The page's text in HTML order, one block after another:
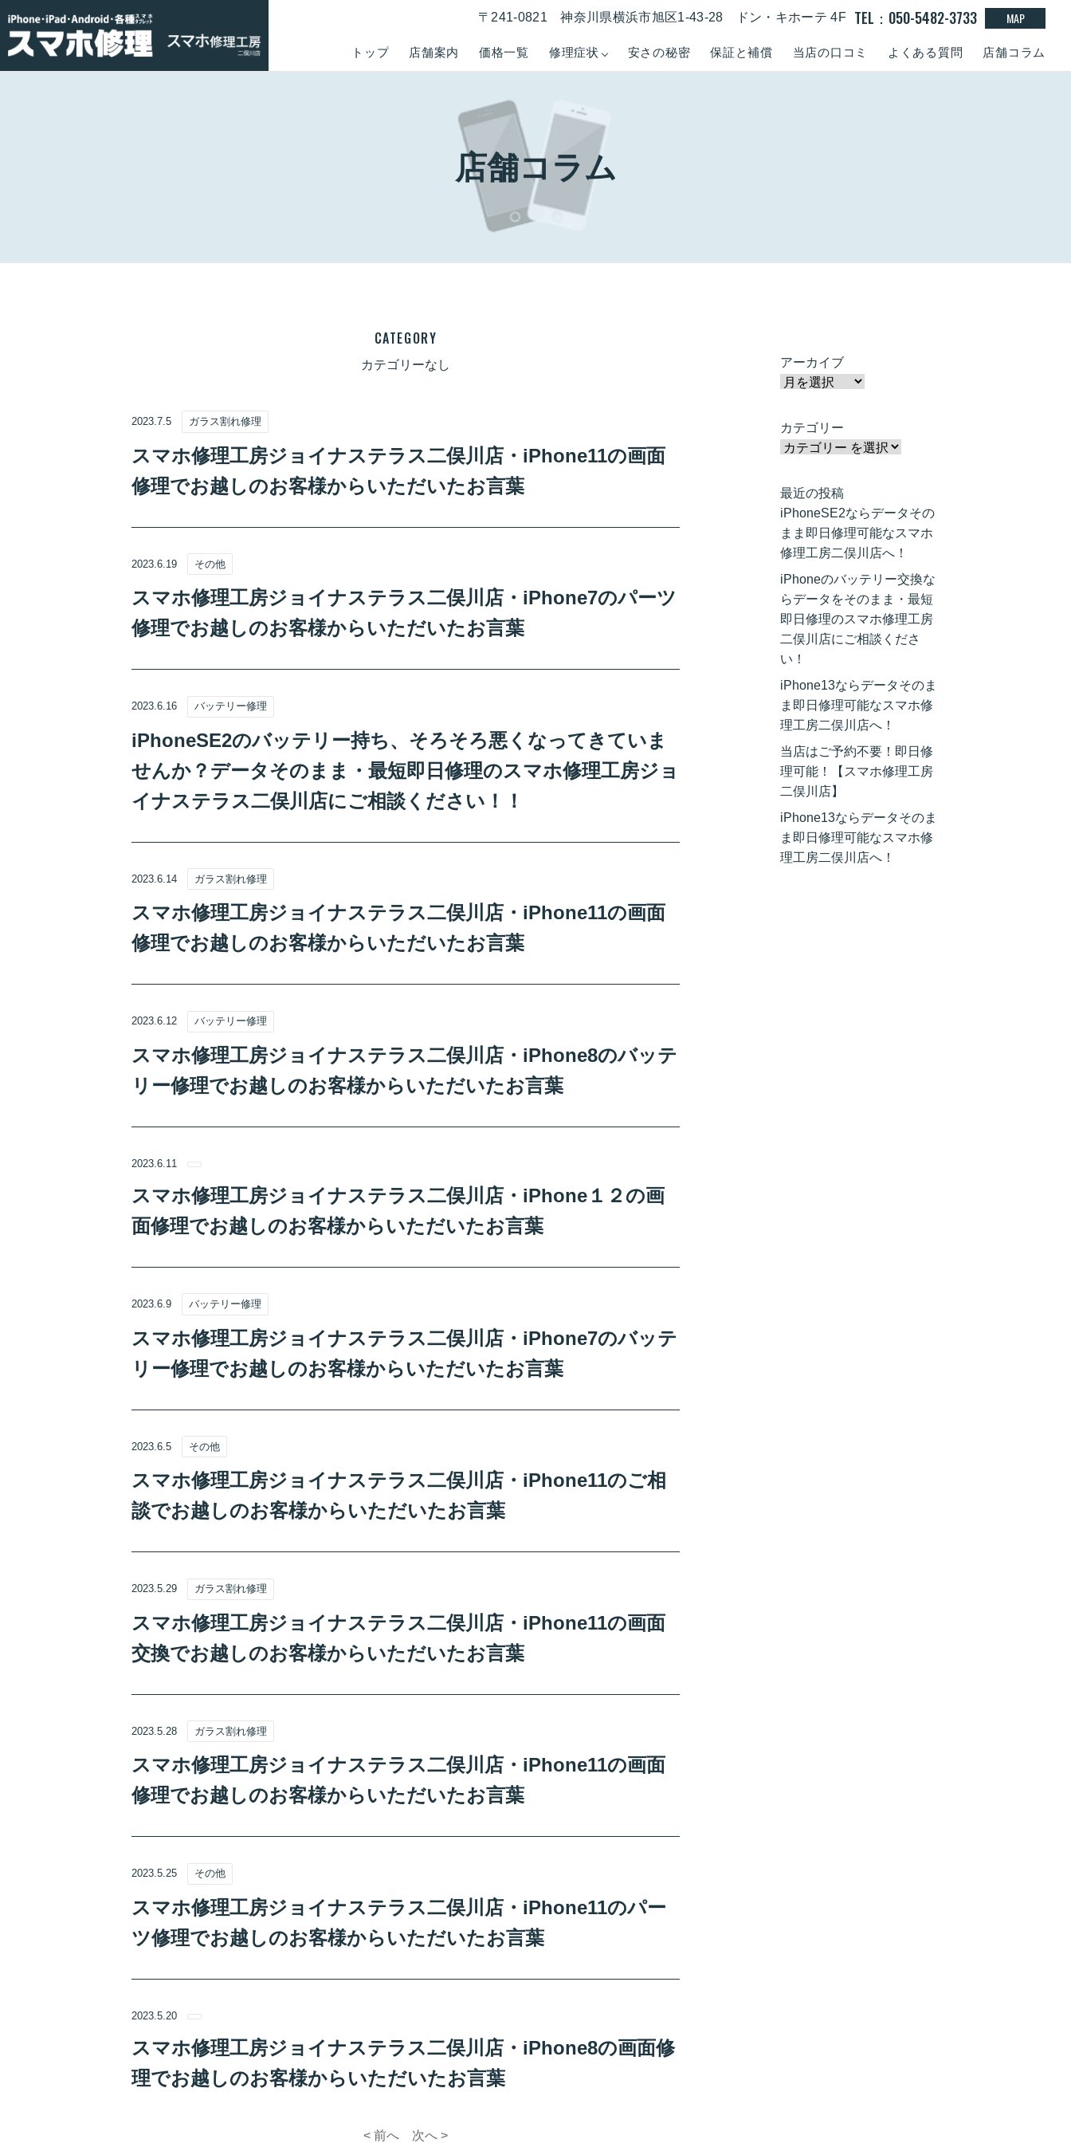
トップ 店舗案内 価格一覧 修理症状 安さの秘密 保証と補償 当店の口コミ よくある質問 店舗コラム
〒241-0821 神奈川県横浜市旭区1-43-28 ドン・キホーテ 4F TEL：050-5482-3733 MAP
店舗コラム
CATEGORY
カテゴリーなし
2023.7.5 ガラス割れ修理
スマホ修理工房ジョイナステラス二俣川店・iPhone11の画面
修理でお越しのお客様からいただいたお言葉
2023.6.19 その他
スマホ修理工房ジョイナステラス二俣川店・iPhone7のパーツ
修理でお越しのお客様からいただいたお言葉
2023.6.16 バッテリー修理
iPhoneSE2のバッテリー持ち、そろそろ悪くなってきていま
せんか？データそのまま・最短即日修理のスマホ修理工房ジョ
イナステラス二俣川店にご相談ください！！
2023.6.14 ガラス割れ修理
スマホ修理工房ジョイナステラス二俣川店・iPhone11の画面
修理でお越しのお客様からいただいたお言葉
2023.6.12 バッテリー修理
スマホ修理工房ジョイナステラス二俣川店・iPhone8のバッテ
リー修理でお越しのお客様からいただいたお言葉
2023.6.11
スマホ修理工房ジョイナステラス二俣川店・iPhone１２の画
面修理でお越しのお客様からいただいたお言葉
2023.6.9 バッテリー修理
スマホ修理工房ジョイナステラス二俣川店・iPhone7のバッテ
リー修理でお越しのお客様からいただいたお言葉
2023.6.5 その他
スマホ修理工房ジョイナステラス二俣川店・iPhone11のご相
談でお越しのお客様からいただいたお言葉
2023.5.29 ガラス割れ修理
スマホ修理工房ジョイナステラス二俣川店・iPhone11の画面
交換でお越しのお客様からいただいたお言葉
2023.5.28 ガラス割れ修理
スマホ修理工房ジョイナステラス二俣川店・iPhone11の画面
修理でお越しのお客様からいただいたお言葉
2023.5.25 その他
スマホ修理工房ジョイナステラス二俣川店・iPhone11のパー
ツ修理でお越しのお客様からいただいたお言葉
2023.5.20
スマホ修理工房ジョイナステラス二俣川店・iPhone8の画面修
理でお越しのお客様からいただいたお言葉
< 前へ 次へ >
アーカイブ
カテゴリー
最近の投稿
iPhoneSE2ならデータその
まま即日修理可能なスマホ
修理工房二俣川店へ！
iPhoneのバッテリー交換な
らデータをそのまま・最短
即日修理のスマホ修理工房
二俣川店にご相談くださ
い！
iPhone13ならデータそのま
ま即日修理可能なスマホ修
理工房二俣川店へ！
当店はご予約不要！即日修
理可能！【スマホ修理工房
二俣川店】
iPhone13ならデータそのま
ま即日修理可能なスマホ修
理工房二俣川店へ！